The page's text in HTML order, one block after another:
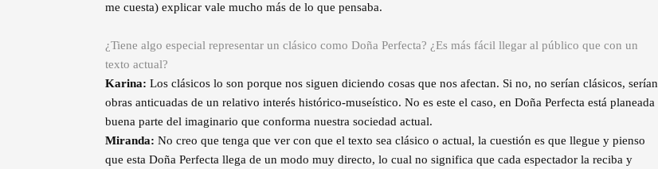
me cuesta) explicar vale mucho más de lo que pensaba.
¿Tiene algo especial representar un clásico como Doña Perfecta? ¿Es más fácil llegar al público que con un
texto actual?
Karina: Los clásicos lo son porque nos siguen diciendo cosas que nos afectan. Si no, no serían clásicos, serían
obras anticuadas de un relativo interés histórico-museístico. No es este el caso, en Doña Perfecta está planeada
buena parte del imaginario que conforma nuestra sociedad actual.
Miranda: No creo que tenga que ver con que el texto sea clásico o actual, la cuestión es que llegue y pienso
que esta Doña Perfecta llega de un modo muy directo, lo cual no significa que cada espectador la reciba y